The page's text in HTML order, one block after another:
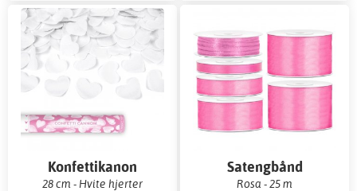
Konfettikanon
28 cm - Hvite hjerter
Satengbånd
Rosa - 25 m